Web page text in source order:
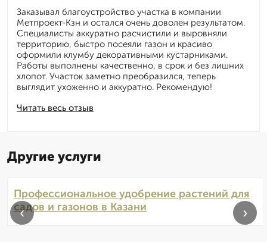
Читать весь отзыв
Заказывал благоустройство участка в компании
Метпроект-Кзн и остался очень доволен результатом.
Специалисты аккуратно расчистили и выровняли
территорию, быстро посеяли газон и красиво
оформили клумбу декоративными кустарниками.
Работы выполнены качественно, в срок и без лишних
хлопот. Участок заметно преобразился, теперь
выглядит ухоженно и аккуратно. Рекомендую!
Другие услуги
Профессиональное удобрение растений для
садов и газонов в Казани
‹ ›